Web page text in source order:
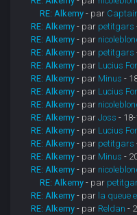
RE: Alkemy - par
RE: Alkemy - par petitgars
RE: Alkemy - par
RE: Alkemy - par petitgars
RE: Alkemy - par Lucius
RE: Alkemy - par Minus -
RE: Alkemy - par Lucius
RE: Alkemy - par
RE: Alkemy - parJoss -
RE: Alkemy - par Lucius
RE: Alkemy - par petitgars
RE: Alkemy - par Minus -
RE: Alkemy - par
RE: Alkemy - par
RE: Alkemy - par la queue
RE: Alkemy - par Reldan -